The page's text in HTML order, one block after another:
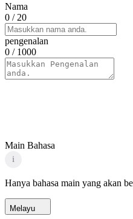
Nama
0 / 20
pengenalan
0 / 1000
Main Bahasa
i
Hanya bahasa main yang akan
Melayu